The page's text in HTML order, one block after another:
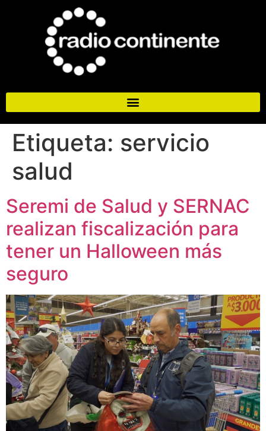
Etiqueta: servicio
salud
Seremi de Salud y SERNAC
realizan fiscalización para
tener un Halloween más
seguro